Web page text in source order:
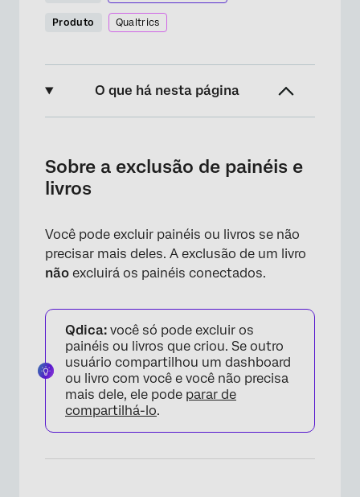
Produto Qualtrics
O que há nesta página
Exclusão de um Dashboard ou livro
Restauração de um Dashboard ou livro
Sobre a exclusão de painéis e
livros
Você pode excluir painéis ou livros se não
precisar mais deles. A exclusão de um livro
não excluirá os painéis conectados.
Qdica: você só pode excluir os
painéis ou livros que criou. Se outro
usuário compartilhou um dashboard
ou livro com você e você não precisa
mais dele, ele pode parar de
compartilhá-lo.